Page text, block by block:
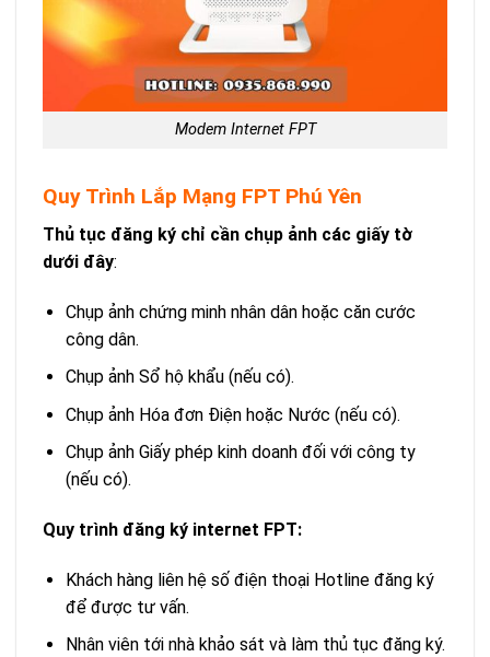
Modem Internet FPT
Quy Trình Lắp Mạng FPT Phú Yên
Thủ tục đăng ký chỉ cần chụp ảnh các giấy tờ
dưới đây:
Chụp ảnh chứng minh nhân dân hoặc căn cước
công dân.
Chụp ảnh Sổ hộ khẩu (nếu có).
Chụp ảnh Hóa đơn Điện hoặc Nước (nếu có).
Chụp ảnh Giấy phép kinh doanh đối với công ty
(nếu có).
Quy trình đăng ký internet FPT:
Khách hàng liên hệ số điện thoại Hotline đăng ký
để được tư vấn.
Nhân viên tới nhà khảo sát và làm thủ tục đăng ký.